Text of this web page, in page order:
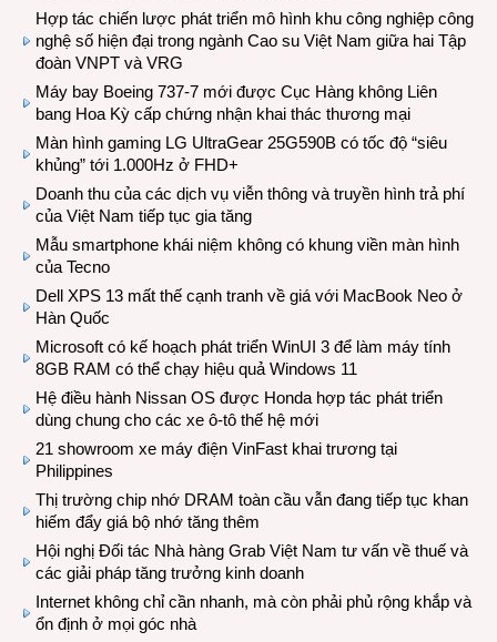
Hợp tác chiến lược phát triển mô hình khu công nghiệp công
nghệ số hiện đại trong ngành Cao su Việt Nam giữa hai Tập
đoàn VNPT và VRG
Máy bay Boeing 737-7 mới được Cục Hàng không Liên
bang Hoa Kỳ cấp chứng nhận khai thác thương mại
Màn hình gaming LG UltraGear 25G590B có tốc độ “siêu
khủng” tới 1.000Hz ở FHD+
Doanh thu của các dịch vụ viễn thông và truyền hình trả phí
của Việt Nam tiếp tục gia tăng
Mẫu smartphone khái niệm không có khung viền màn hình
của Tecno
Dell XPS 13 mất thế cạnh tranh về giá với MacBook Neo ở
Hàn Quốc
Microsoft có kế hoạch phát triển WinUI 3 để làm máy tính
8GB RAM có thể chạy hiệu quả Windows 11
Hệ điều hành Nissan OS được Honda hợp tác phát triển
dùng chung cho các xe ô-tô thế hệ mới
21 showroom xe máy điện VinFast khai trương tại
Philippines
Thị trường chip nhớ DRAM toàn cầu vẫn đang tiếp tục khan
hiếm đẩy giá bộ nhớ tăng thêm
Hội nghị Đối tác Nhà hàng Grab Việt Nam tư vấn về thuế và
các giải pháp tăng trưởng kinh doanh
Internet không chỉ cần nhanh, mà còn phải phủ rộng khắp và
ổn định ở mọi góc nhà